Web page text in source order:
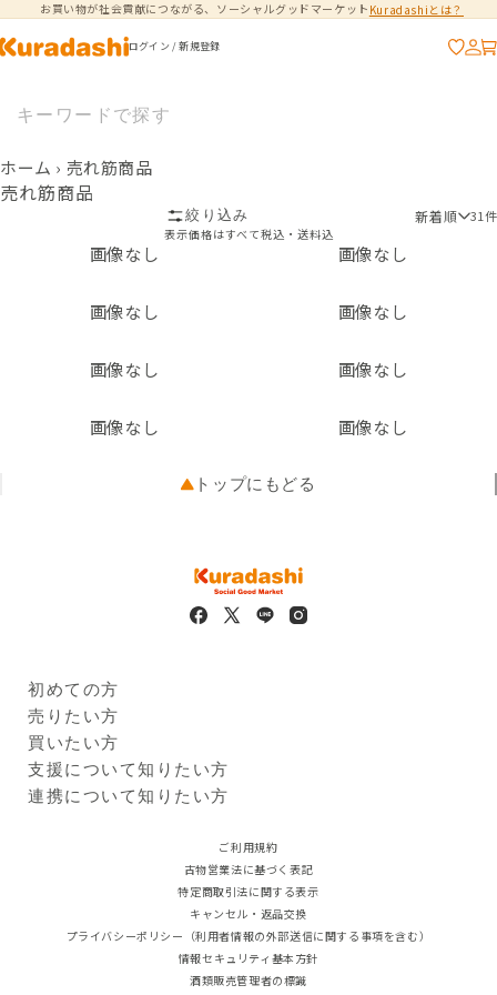
コンテンツに進
む
お買い物が社会貢献につながる、ソーシャルグッドマーケット Kuradashiとは？
ログイン / 新規登録
ホーム › 売れ筋商品
売れ筋商品
絞り込み 新着順 31件
表示価格はすべて税込・送料込
画像なし 画像なし
画像なし 画像なし
画像なし 画像なし
画像なし 画像なし
トップにもどる
初めての方
Kuradashiとは
ご利用ガイド
売りたい方
クラダシに出品する
出品企業
買いたい方
商品一覧
ログイン・新規登録
支援について知りたい方
支援レポート
連携について知りたい方
ご利用規約
古物営業法に基づく表記
特定商取引法に関する表示
キャンセル・返品交換
プライバシーポリシー（利用者情報の外部送信に関する事項を含む）
情報セキュリティ基本方針
酒類販売管理者の標識